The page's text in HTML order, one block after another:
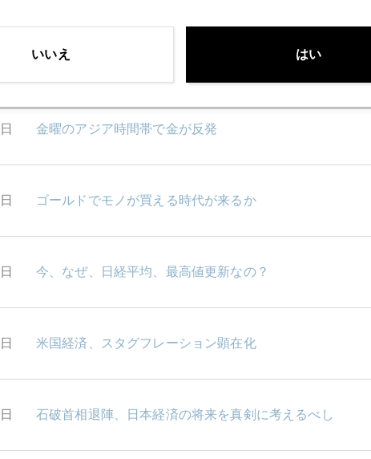
熱気なき日経平均、熱気ムンムンの金、連日の最高値
金曜のアジア時間帯で金が反発
ゴールドでモノが買える時代が来るか
今、なぜ、日経平均、最高値更新なの？
米国経済、スタグフレーション顕在化
石破首相退陣、日本経済の将来を真剣に考えるべし
いいえ はい